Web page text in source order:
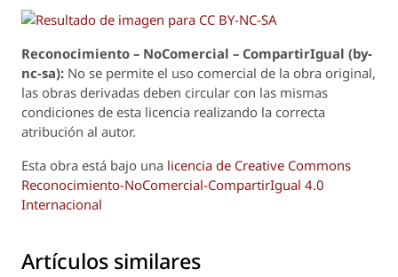
Reconocimiento – NoComercial – CompartirIgual (by-
nc-sa): No se permite el uso comercial de la obra original,
las obras derivadas deben circular con las mismas
condiciones de esta licencia realizando la correcta
atribución al autor.
Esta obra está bajo una licencia de Creative Commons
Reconocimiento-NoComercial-CompartirIgual 4.0
Internacional
Artículos similares